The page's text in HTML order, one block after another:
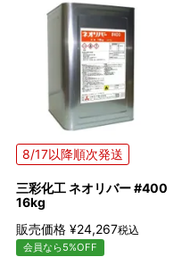
8/17以降順次発送
三彩化工 ネオリバー #400
16kg
販売価格 ¥24,267税込
会員なら5%OFF